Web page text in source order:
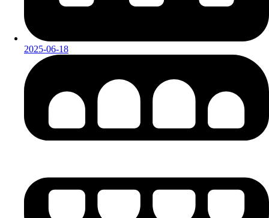
2025-06-18